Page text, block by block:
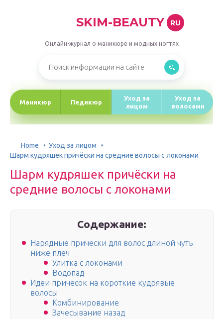
SKIM-BEAUTY RU
Онлайн-журнал о маникюре и модных ногтях
Маникюр Педикюр
Уход за
лицом
Уход за
волосами
Home
Уход за лицом
Шарм кудряшек причёски на средние волосы с локонами
Шарм кудряшек причёски на
средние волосы с локонами
Содержание:
Нарядные прически для волос длиной чуть
ниже плеч
Улитка с локонами
Водопад
Идеи причесок на короткие кудрявые
волосы
Комбинирование
Зачесывание назад